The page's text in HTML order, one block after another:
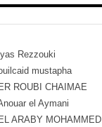
Rezzouki
mustapha
ROUBI CHAIMAE
el Aymani
ARABY MOHAMMED